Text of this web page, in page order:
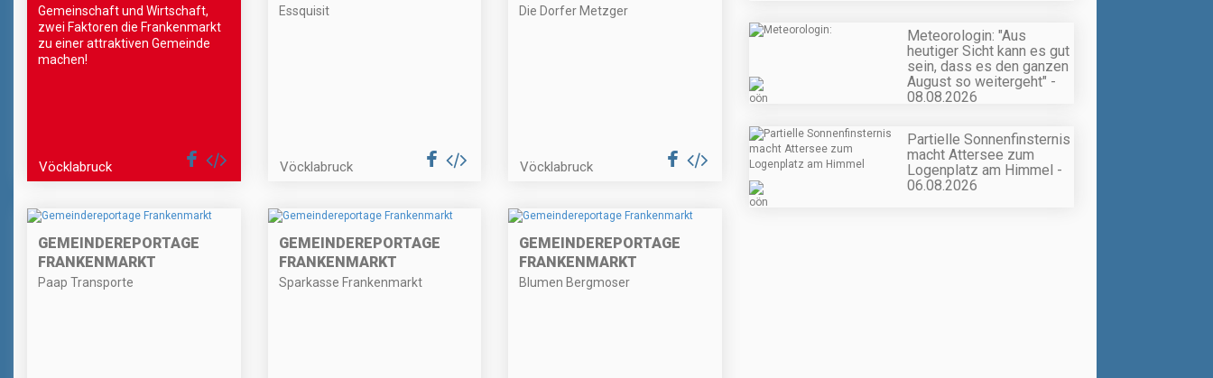
Gemeinschaft und Wirtschaft,
zwei Faktoren die Frankenmarkt
zu einer attraktiven Gemeinde
machen!
Vöcklabruck
Essquisit
Vöcklabruck
Die Dorfer Metzger
Vöcklabruck
GEMEINDEREPORTAGE
FRANKENMARKT
Paap Transporte
GEMEINDEREPORTAGE
FRANKENMARKT
Sparkasse Frankenmarkt
GEMEINDEREPORTAGE
FRANKENMARKT
Blumen Bergmoser
Meteorologin: "Aus
heutiger Sicht kann es gut
sein, dass es den ganzen
August so weitergeht" -
08.08.2026
Partielle Sonnenfinsternis
macht Attersee zum
Logenplatz am Himmel -
06.08.2026